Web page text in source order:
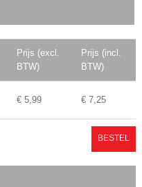
Prijs (excl.
BTW)
Prijs (incl.
BTW)
€ 5,99 € 7,25
BESTEL